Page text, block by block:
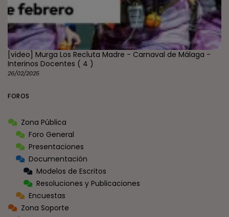
[video] Murga Los Recluta Madre - Carnaval de Málaga -
Interinos Docentes ( 4 )
26/02/2025
FOROS
Zona Pública
Foro General
Presentaciones
Documentación
Modelos de Escritos
Resoluciones y Publicaciones
Encuestas
Zona Soporte